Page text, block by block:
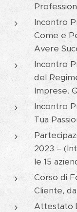
Incontro
Come e
Avere
Incontro
del
Imprese.
Incontro
Tua
2023 –
le 15
Corso di
Cliente,
Attestato